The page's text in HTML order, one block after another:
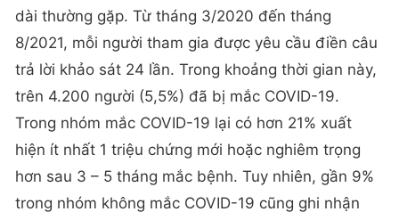
dài thường gặp. Từ tháng 3/2020 đến tháng
8/2021, mỗi người tham gia được yêu cầu điền câu
trả lời khảo sát 24 lần. Trong khoảng thời gian này,
trên 4.200 người (5,5%) đã bị mắc COVID-19.
Trong nhóm mắc COVID-19 lại có hơn 21% xuất
hiện ít nhất 1 triệu chứng mới hoặc nghiêm trọng
hơn sau 3 – 5 tháng mắc bệnh. Tuy nhiên, gần 9%
trong nhóm không mắc COVID-19 cũng ghi nhận